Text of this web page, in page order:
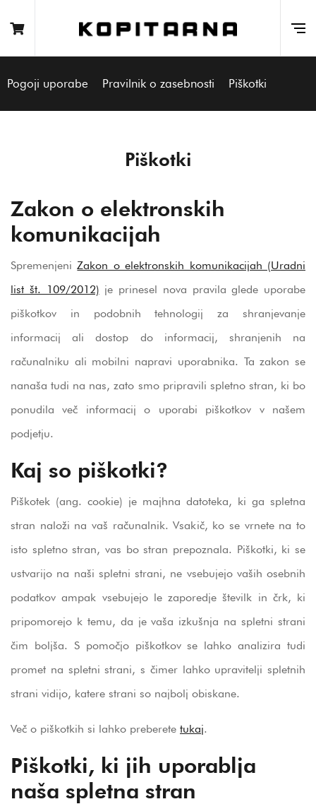
Pogoji uporabe Pravilnik o zasebnosti Piškotki
Piškotki
Zakon o elektronskih
komunikacijah
SpremenjeniZakon o elektronskih komunikacijah (Uradni
list št. 109/2012) je prinesel nova pravila glede uporabe
piškotkov in podobnih tehnologij za shranjevanje
informacij ali dostop do informacij, shranjenih na
računalniku ali mobilni napravi uporabnika. Ta zakon se
nanaša tudi na nas, zato smo pripravili spletno stran, ki bo
ponudila več informacij o uporabi piškotkov v našem
podjetju.
Kaj so piškotki?
Piškotek (ang. cookie) je majhna datoteka, ki ga spletna
stran naloži na vaš računalnik. Vsakič, ko se vrnete na to
isto spletno stran, vas bo stran prepoznala. Piškotki, ki se
ustvarijo na naši spletni strani, ne vsebujejo vaših osebnih
podatkov ampak vsebujejo le zaporedje številk in črk, ki
pripomorejo k temu, da je vaša izkušnja na spletni strani
čim boljša. S pomočjo piškotkov se lahko analizira tudi
promet na spletni strani, s čimer lahko upravitelji spletnih
strani vidijo, katere strani so najbolj obiskane.
Več o piškotkih si lahko preberete tukaj.
Piškotki, ki jih uporablja
naša spletna stran